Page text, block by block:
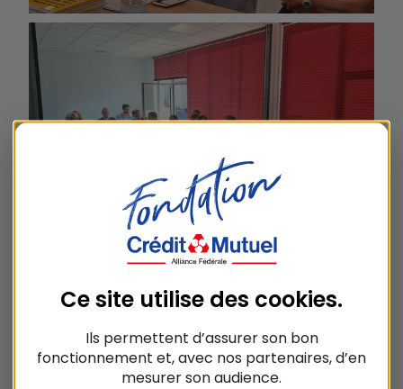
EN SAVOIR PLUS SUR
L'ASSOCIATION
Ce site utilise des cookies.
Ils permettent d’assurer son bon
fonctionnement et, avec nos partenaires, d’en
mesurer son audience.